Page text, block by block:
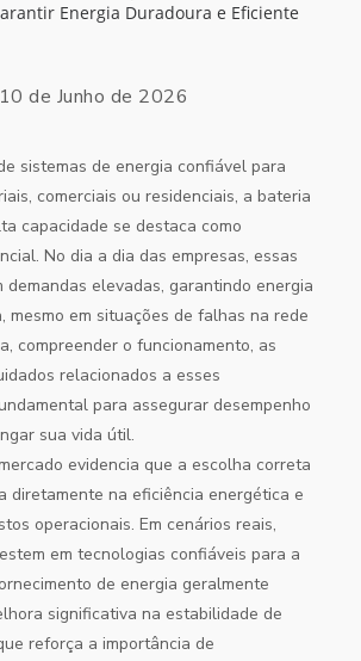
de Junho de 2026
sistemas de energia confiável para
comerciais ou residenciais, a bateria
capacidade se destaca como
No dia a dia das empresas, essas
demandas elevadas, garantindo energia
mesmo em situações de falhas na rede
compreender o funcionamento, as
relacionados a esses
para assegurar desempenho
sua vida útil.
evidencia que a escolha correta
diretamente na eficiência energética e
operacionais. Em cenários reais,
em tecnologias confiáveis para a
de energia geralmente
significativa na estabilidade de
reforça a importância de